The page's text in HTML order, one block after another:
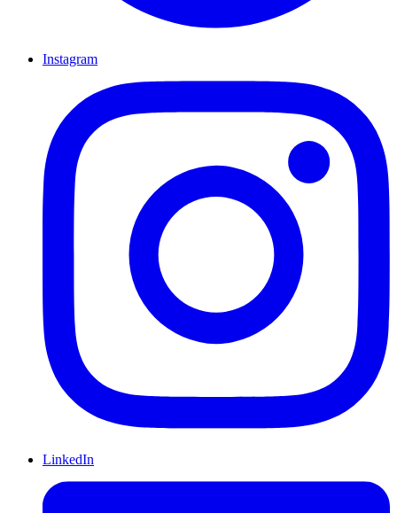
Instagram
LinkedIn